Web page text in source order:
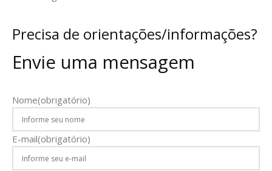
Precisa de orientações/informações?
Envie uma mensagem
Nome(obrigatório)
E-mail(obrigatório)